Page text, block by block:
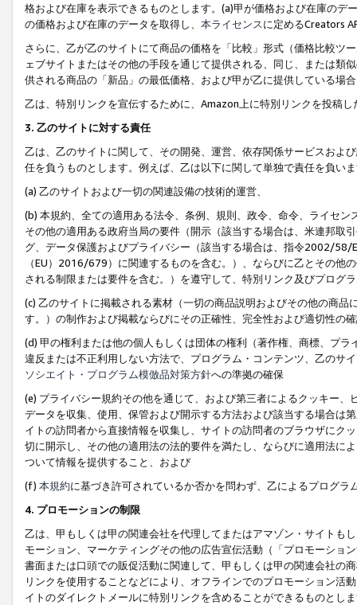
格および在庫を表示できるものとします。(a)甲が価格および在庫の
の価格および在庫のデータを取得し、 本ライセンスに定めるCreators
さらに、乙が乙のサイトにて商品の価格を「比較」形式（価格比較ツ
ェブサイトまたはその他の手段を通じて提供される、同じ、または類
供される商品の「新品」の最低価格、および甲が乙に提供している場
乙は、特別リンクを宣伝するために、Amazon上に特別リンクを投稿
3. 乙のサイトに対する責任
乙は、乙のサイトに関して、その開発、運営、依存関係サービスおよ
任を負うものとします。例えば、乙は以下に関して単独で責任を負い
(a) 乙のサイトおよび一切の関連設備の技術的運営、
(b) 本規約、全ての適用ある法令、条例、規則、政令、命令、ライセ
その他の適用ある政府当局の要件（開示（該当する場合は、米連邦取
グ、データ保護およびプライバシー（該当する場合は、指令2002/58/
（EU）2016/679）に関連するものを含む。）、ならびに乙とその他
される制限または要件を含む。）を遵守して、特別リンク及びプログ
(c) 乙のサイトに掲載される素材（一切の商品説明およびその他の商
す。）の制作および掲載ならびにその正確性、完全性および適切性の
(d) 甲の権利または他の個人もしくは団体の権利（著作権、商標、プ
違反または不正利用しない方法で、プログラム・コンテンツ、乙のサ
ソシエイト・プログラム模倣品対策方針への準拠の確保
(e) プライバシー規約その他を通じて、および第三者によるクッキー
データを収集、使用、保管および開示する方法および該当する場合は
イトの訪問者から直接情報を収集し、サイトの訪問者のブラウザにク
切に開示し、その他の適用法の法的要件を満たし、ならびに適用法に
ついて情報を提供すること、および
(f) 本規約に基づき許可されているか否かを問わず、乙によるプログ
4. プロモーションの制限
乙は、甲もしくは甲の関連会社を代理してまたはアマゾン・サイトも
モーション、マーケティングその他の広告宣伝活動（「プロモーショ
書面または口頭での販促活動に関連して、甲もしくは甲の関連会社の
リンクを使用することなどにより、オフラインでのプロモーション活
イトのダイレクトメールに特別リンクを含めることができるものとし